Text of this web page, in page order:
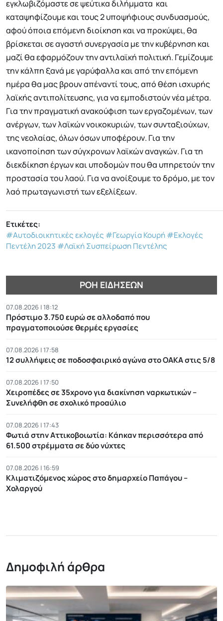
εγκλωβιζόμαστε σε ψεύτικα διλήμματα και
καταψηφίζουμε και τους 2 υποψήφιους συνδυασμούς,
αφού όποια επόμενη διοίκηση και να προκύψει, θα
βρίσκεται σε αγαστή συνεργασία με την κυβέρνηση και
μαζί θα εφαρμόζουν την αντιλαϊκή πολιτική. Γεμίζουμε
την κάλπη ξανά με γαρύφαλλα και από την επόμενη
ημέρα θα μας βρουν απέναντί τους, από θέση ισχυρής
λαϊκής αντιπολίτευσης, για να εμποδιστούν νέα μέτρα.
Για την πραγματική ανακούφιση των εργαζομένων, των
ανέργων, των λαϊκών νοικοκυριών, των συνταξιούχων,
της νεολαίας, όλων όσων υποφέρουν. Για την
ικανοποίηση των σύγχρονων λαϊκών αναγκών. Για τη
διεκδίκηση έργων και υποδομών που θα υπηρετούν την
προστασία του λαού. Για να ανοίξουμε το δρόμο, με τον
λαό πρωταγωνιστή των εξελίξεων.
Ετικέτες:
#Αυτοδιοικητικές εκλογές #Γεωργία Κουρή#Εκλογές
Πεντέλη 2023 #Λαϊκή Συσπείρωση Πεντέλης
ΡΟΉ ΕΙΔΉΣΕΩΝ
07.08.2026 | 18:12
Πρόστιμο 3.750 ευρώ σε αλλοδαπό που
πραγματοποιούσε θερμές εργασίες
07.08.2026 | 17:58
12 συλλήψεις σε ποδοσφαιρικό αγώνα στο ΟΑΚΑ στις 5/8
07.08.2026 | 17:50
Χειροπέδες σε 35χρονο για διακίνηση ναρκωτικών –
Συνελήφθη σε σχολικό προαύλιο
07.08.2026 | 17:43
Φωτιά στην Αττικοβοιωτία: Kάηκαν περισσότερα από
61.500 στρέμματα σε δύο νύχτες
07.08.2026 | 16:59
Κλιματιζόμενος χώρος στο δημαρχείο Παπάγου –
Χολαργού
Δημοφιλή άρθρα